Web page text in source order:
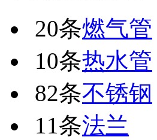
20条燃气管
10条热水管
82条不锈钢
11条法兰